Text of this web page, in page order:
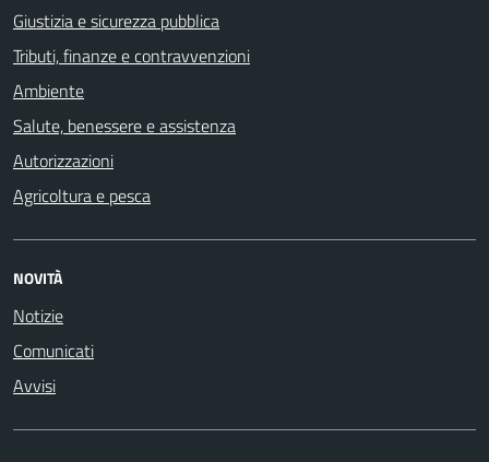
Giustizia e sicurezza pubblica
Tributi, finanze e contravvenzioni
Ambiente
Salute, benessere e assistenza
Autorizzazioni
Agricoltura e pesca
NOVITÀ
Notizie
Comunicati
Avvisi